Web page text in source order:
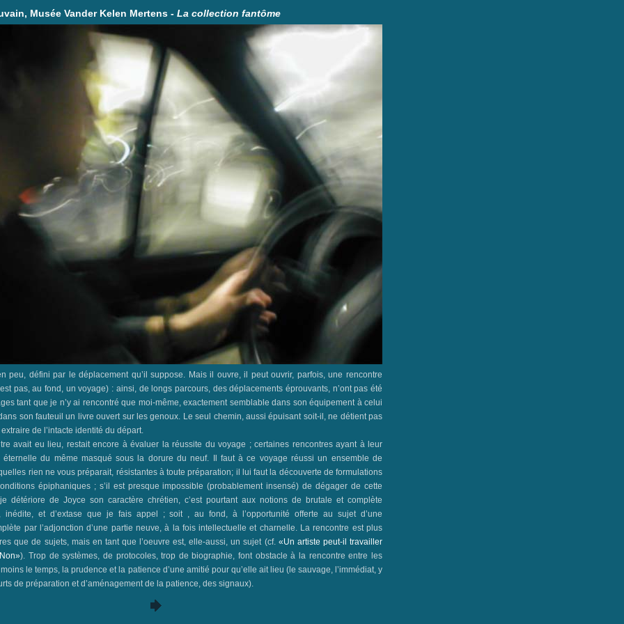
Musée Vander Kelen Mertens - La collection fantôme
peu, défini par le déplacement qu’il suppose. Mais il ouvre, il peut ouvrir, parfois, une rencontre
pas, au fond, un voyage) : ainsi, de longs parcours, des déplacements éprouvants, n’ont pas été
tant que je n’y ai rencontré que moi-même, exactement semblable dans son équipement à celui
son fauteuil un livre ouvert sur les genoux. Le seul chemin, aussi épuisant soit-il, ne détient pas
de l’intacte identité du départ.
avait eu lieu, restait encore à évaluer la réussite du voyage ; certaines rencontres ayant à leur
éternelle du même masqué sous la dorure du neuf. Il faut à ce voyage réussi un ensemble de
rien ne vous préparait, résistantes à toute préparation; il lui faut la découverte de formulations
épiphaniques ; s’il est presque impossible (probablement insensé) de dégager de cette
détériore de Joyce son caractère chrétien, c’est pourtant aux notions de brutale et complète
inédite, et d’extase que je fais appel ; soit , au fond, à l’opportunité offerte au sujet d’une
par l’adjonction d’une partie neuve, à la fois intellectuelle et charnelle. La rencontre est plus
que de sujets, mais en tant que l’oeuvre est, elle-aussi, un sujet (cf. «Un artiste peut-il travailler
). Trop de systèmes, de protocoles, trop de biographie, font obstacle à la rencontre entre les
le temps, la prudence et la patience d’une amitié pour qu’elle ait lieu (le sauvage, l’immédiat, y
de préparation et d’aménagement de la patience, des signaux).